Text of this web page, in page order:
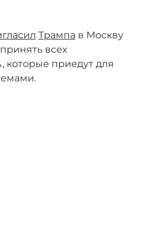
Трампа в Москву
всех
приедут для